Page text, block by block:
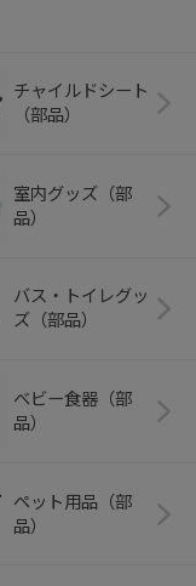
チャイルドシート
（部品）
室内グッズ（部
品）
バス・トイレグッ
ズ（部品）
ベビー食器（部
品）
ペット用品（部
品）